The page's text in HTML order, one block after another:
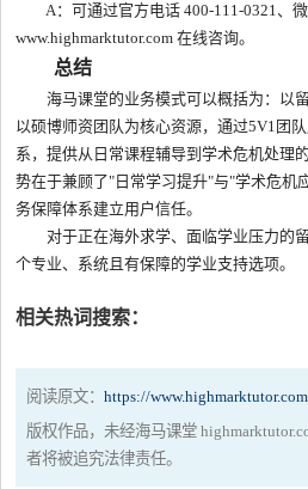
A：可通过官方电话 400-111-0321、微
www.highmarktutor.com 在线咨询。
总结
海马课堂的业务模式可以概括为：以留
以硕博师资团队为核心资源，通过5V1团
系，提供从日常课程辅导到学术危机处理
势在于兼顾了"日常学习提升"与"学术危机
务保障体系建立用户信任。
对于正在海外求学、面临学业压力的
个专业、系统且有保障的学业支持选项。
相关热词搜索：
阅读原文：https://
版权作品，未经海马课堂
者将被追究法律责任。